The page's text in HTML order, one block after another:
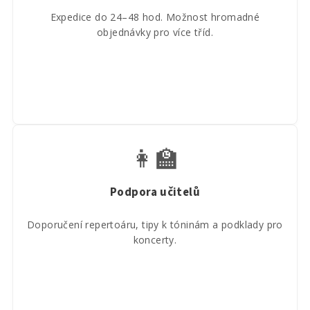
Expedice do 24–48 hod. Možnost hromadné
objednávky pro více tříd.
👩‍🏫
Podpora učitelů
Doporučení repertoáru, tipy k tóninám a podklady pro
koncerty.